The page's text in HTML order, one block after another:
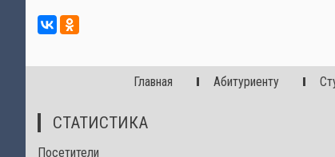
Главная Абитуриенту
СТАТИСТИКА
Посетители